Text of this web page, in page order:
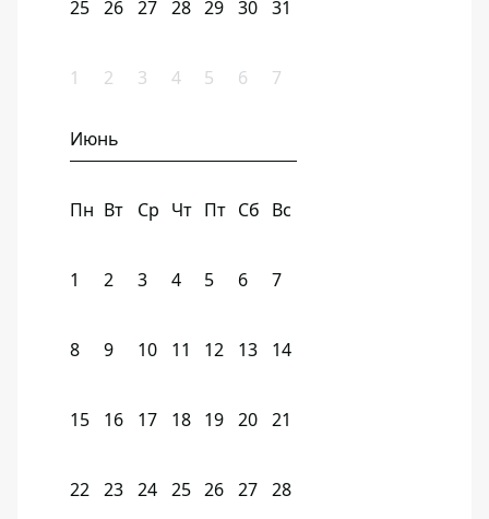
25 26 27 28 29 30 31
1 2 3 4 5 6 7
Июнь
Пн Вт Ср Чт Пт Сб Вс
1 2 3 4 5 6 7
8 9 10 11 12 13 14
15 16 17 18 19 20 21
22 23 24 25 26 27 28